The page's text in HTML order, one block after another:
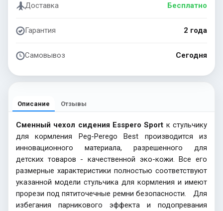
Доставка Бесплатно
Гарантия 2 года
Самовывоз Сегодня
Описание Отзывы
Сменный чехол сидения Esspero Sport к стульчику
для кормления Peg-Perego Best производится из
инновационного материала, разрешенного для
детских товаров - качественной эко-кожи. Все его
размерные характеристики полностью соответствуют
указанной модели стульчика для кормления и имеют
прорези под пятиточечные ремни безопасности. Для
избегания парникового эффекта и подопревания